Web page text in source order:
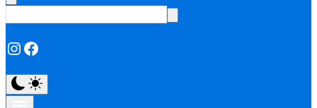
Instagram
Facebook